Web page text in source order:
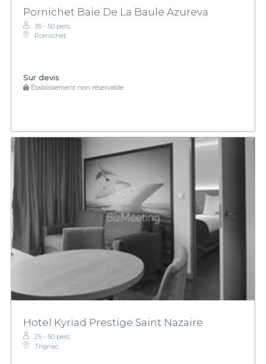
Pornichet Baie De La Baule Azureva
35 - 50 pers.
Pornichet
Sur devis
Établissement non réservable
Hotel Kyriad Prestige Saint Nazaire
25 - 50 pers.
Trignac